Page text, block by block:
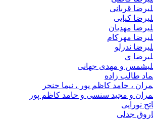
قربانی
کیایی
مهدیان
مهرکام
ی
و مهدی جهانی
زاده
حامد کاظم پور ، نیما حنجر
و مجید سنسی و حامد کاظم پور